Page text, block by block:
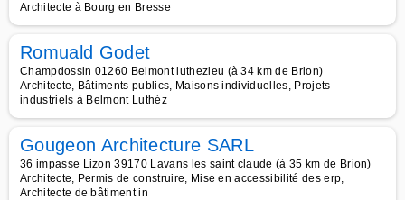
Architecte à Bourg en Bresse
Romuald Godet
Champdossin 01260 Belmont luthezieu (à 34 km de Brion)
Architecte, Bâtiments publics, Maisons individuelles, Projets
industriels à Belmont Luthéz
Gougeon Architecture SARL
36 impasse Lizon 39170 Lavans les saint claude (à 35 km de Brion)
Architecte, Permis de construire, Mise en accessibilité des erp,
Architecte de bâtiment in